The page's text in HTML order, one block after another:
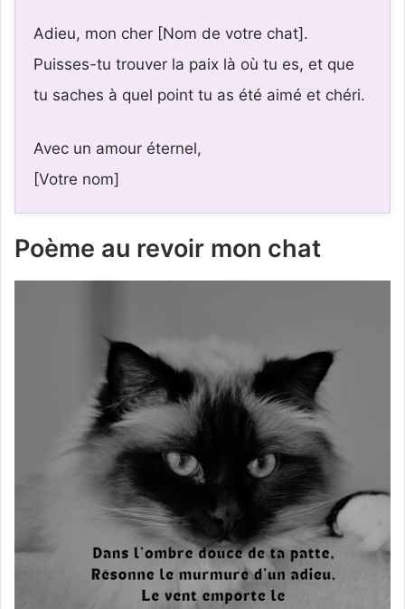
Adieu, mon cher [Nom de votre chat].
Puisses-tu trouver la paix là où tu es, et que
tu saches à quel point tu as été aimé et chéri.
Avec un amour éternel,
[Votre nom]
Poème au revoir mon chat